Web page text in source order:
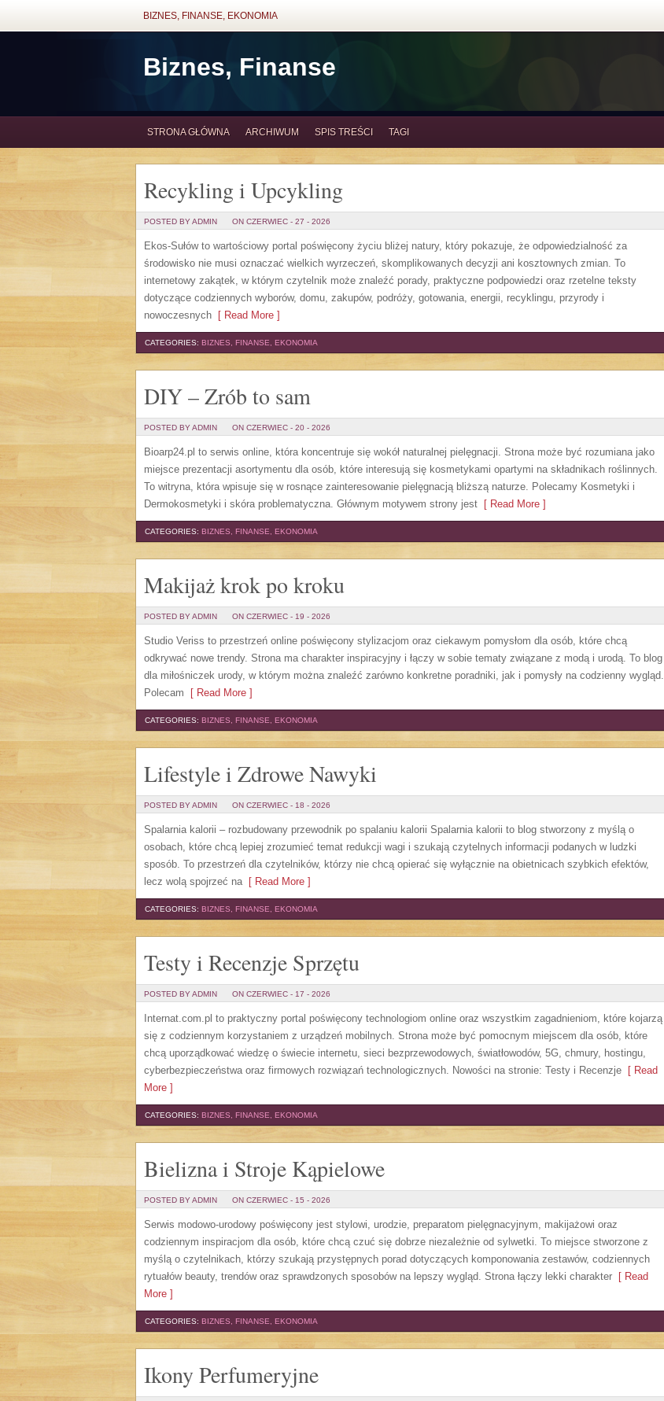
BIZNES, FINANSE, EKONOMIA
Biznes, Finanse
STRONA GŁÓWNA ARCHIWUM SPIS TREŚCI TAGI
Recykling i Upcykling
POSTED BY ADMIN ON CZERWIEC - 27 - 2026
Ekos-Sułów to wartościowy portal poświęcony życiu bliżej natury, który pokazuje, że odpowiedzialność za
środowisko nie musi oznaczać wielkich wyrzeczeń, skomplikowanych decyzji ani kosztownych zmian. To
internetowy zakątek, w którym czytelnik może znaleźć porady, praktyczne podpowiedzi oraz rzetelne teksty
dotyczące codziennych wyborów, domu, zakupów, podróży, gotowania, energii, recyklingu, przyrody i
nowoczesnych [ Read More ]
CATEGORIES: BIZNES, FINANSE, EKONOMIA
DIY – Zrób to sam
POSTED BY ADMIN ON CZERWIEC - 20 - 2026
Bioarp24.pl to serwis online, która koncentruje się wokół naturalnej pielęgnacji. Strona może być rozumiana jako
miejsce prezentacji asortymentu dla osób, które interesują się kosmetykami opartymi na składnikach roślinnych.
To witryna, która wpisuje się w rosnące zainteresowanie pielęgnacją bliższą naturze. Polecamy Kosmetyki i
Dermokosmetyki i skóra problematyczna. Głównym motywem strony jest [ Read More ]
CATEGORIES: BIZNES, FINANSE, EKONOMIA
Makijaż krok po kroku
POSTED BY ADMIN ON CZERWIEC - 19 - 2026
Studio Veriss to przestrzeń online poświęcony stylizacjom oraz ciekawym pomysłom dla osób, które chcą
odkrywać nowe trendy. Strona ma charakter inspiracyjny i łączy w sobie tematy związane z modą i urodą. To blog
dla miłośniczek urody, w którym można znaleźć zarówno konkretne poradniki, jak i pomysły na codzienny wygląd.
Polecam [ Read More ]
CATEGORIES: BIZNES, FINANSE, EKONOMIA
Lifestyle i Zdrowe Nawyki
POSTED BY ADMIN ON CZERWIEC - 18 - 2026
Spalarnia kalorii – rozbudowany przewodnik po spalaniu kalorii Spalarnia kalorii to blog stworzony z myślą o
osobach, które chcą lepiej zrozumieć temat redukcji wagi i szukają czytelnych informacji podanych w ludzki
sposób. To przestrzeń dla czytelników, którzy nie chcą opierać się wyłącznie na obietnicach szybkich efektów,
lecz wolą spojrzeć na[ Read More ]
CATEGORIES: BIZNES, FINANSE, EKONOMIA
Testy i Recenzje Sprzętu
POSTED BY ADMIN ON CZERWIEC - 17 - 2026
Internat.com.pl to praktyczny portal poświęcony technologiom online oraz wszystkim zagadnieniom, które kojarzą
się z codziennym korzystaniem z urządzeń mobilnych. Strona może być pomocnym miejscem dla osób, które
chcą uporządkować wiedzę o świecie internetu, sieci bezprzewodowych, światłowodów, 5G, chmury, hostingu,
cyberbezpieczeństwa oraz firmowych rozwiązań technologicznych. Nowości na stronie: Testy i Recenzje [ Read
More ]
CATEGORIES: BIZNES, FINANSE, EKONOMIA
Bielizna i Stroje Kąpielowe
POSTED BY ADMIN ON CZERWIEC - 15 - 2026
Serwis modowo-urodowy poświęcony jest stylowi, urodzie, preparatom pielęgnacyjnym, makijażowi oraz
codziennym inspiracjom dla osób, które chcą czuć się dobrze niezależnie od sylwetki. To miejsce stworzone z
myślą o czytelnikach, którzy szukają przystępnych porad dotyczących komponowania zestawów, codziennych
rytuałów beauty, trendów oraz sprawdzonych sposobów na lepszy wygląd. Strona łączy lekki charakter [ Read
More ]
CATEGORIES: BIZNES, FINANSE, EKONOMIA
Ikony Perfumeryjne